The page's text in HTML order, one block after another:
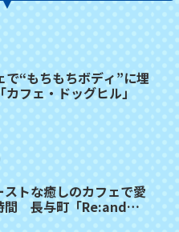
で“もちもちボディ”に埋
フェ・ドッグヒル」
トな癒しのカフェで愛
間 長与町「Re:and